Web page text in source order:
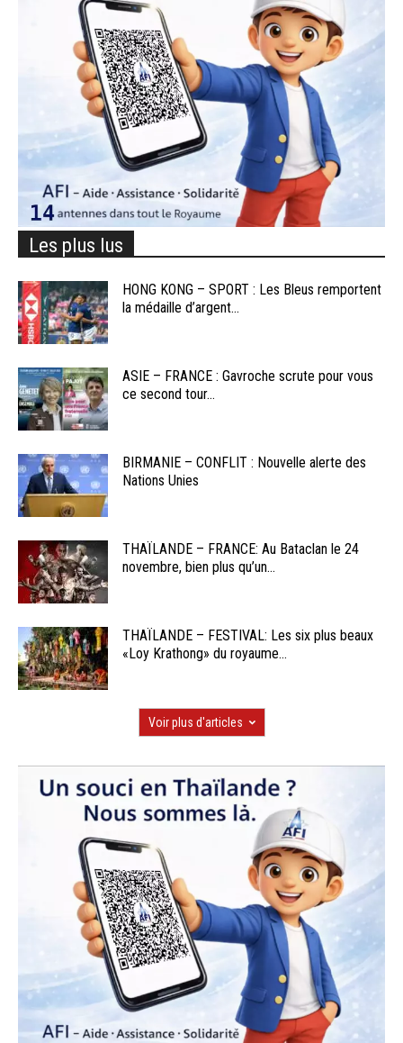
Les plus lus
HONG KONG – SPORT : Les Bleus remportent
la médaille d’argent...
ASIE – FRANCE : Gavroche scrute pour vous
ce second tour...
BIRMANIE – CONFLIT : Nouvelle alerte des
Nations Unies
THAÏLANDE – FRANCE: Au Bataclan le 24
novembre, bien plus qu’un...
THAÏLANDE – FESTIVAL: Les six plus beaux
«Loy Krathong» du royaume...
Voir plus d'articles